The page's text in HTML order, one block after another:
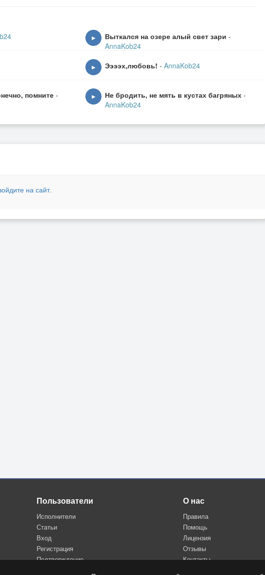
▶ Выткался на озере алый свет зари -
AnnaKob24
▶ Ээээх,любовь! - AnnaKob24
помните -
▶ Не бродить, не мять в кустах багряных -
AnnaKob24
на сайт.
Пользователи
Исполнители
Статьи
Вход
Регистрация
Подтверждение
О нас
Правила
Помощь
Лицензия
Отзывы
Контакты